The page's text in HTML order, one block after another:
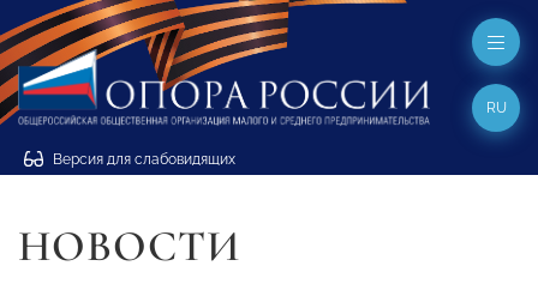
Версия для слабовидящих
RU
НОВОСТИ